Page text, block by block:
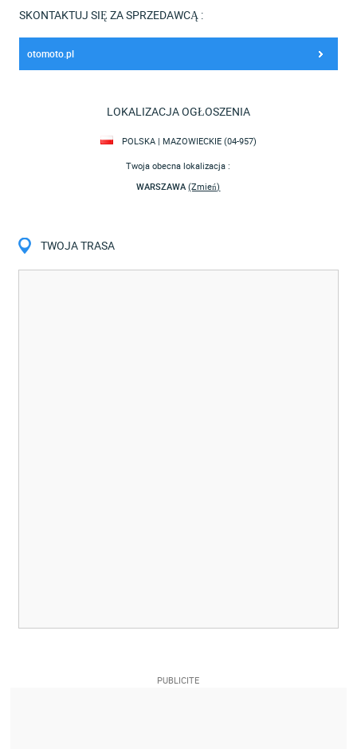
SKONTAKTUJ SIĘ ZA SPRZEDAWCĄ :
otomoto.pl
LOKALIZACJA OGŁOSZENIA
POLSKA | MAZOWIECKIE (04-957)
Twoja obecna lokalizacja :
WARSZAWA(Zmień)
TWOJA TRASA